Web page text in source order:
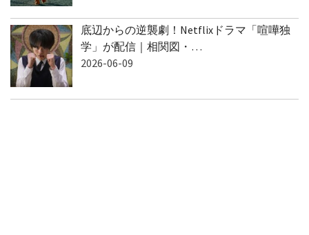
底辺からの逆襲劇！Netflixドラマ「喧嘩独
学」が配信｜相関図・…